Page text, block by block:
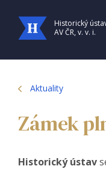
Historický
AV ČR, v. v. i.
Aktuality
Zámek
Historický ústav